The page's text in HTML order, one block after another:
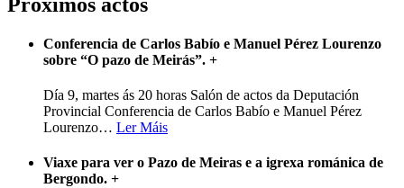
Conferencia de Carlos Babío e Manuel Pérez Lourenzo
sobre “O pazo de Meirás”. +
Día 9, martes ás 20 horas Salón de actos da Deputación
Provincial Conferencia de Carlos Babío e Manuel Pérez
Lourenzo… Ler Máis
Viaxe para ver o Pazo de Meiras e a igrexa románica de
Bergondo. +